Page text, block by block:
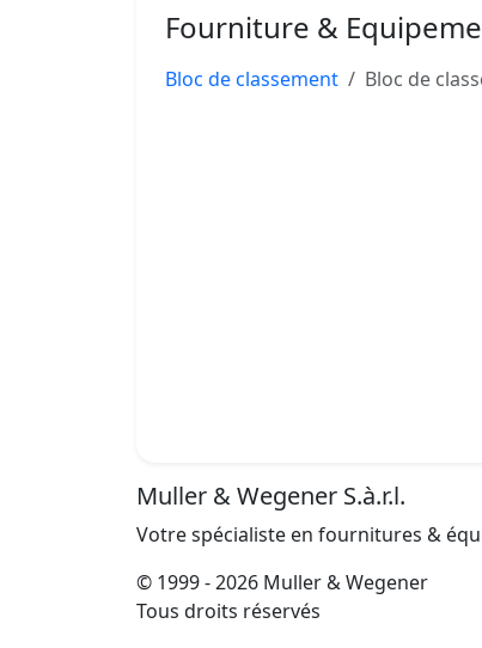
Fourniture &
Bloc de classement Bloc de
Muller & Wegener S.à.r.l.
Votre spécialiste en fournitures &
© 1999 - 2026 Muller & Wegener
Tous droits réservés